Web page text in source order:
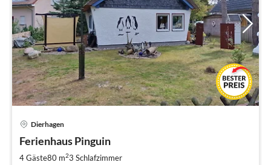
Dierhagen
Ferienhaus Pinguin
4 Gäste80 m23 Schlafzimmer